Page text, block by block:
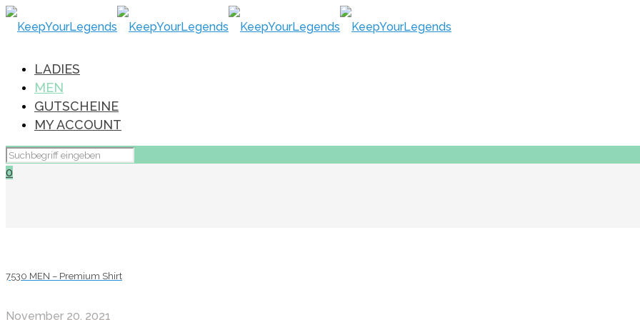
LADIES
MEN
GUTSCHEINE
MY ACCOUNT
0
7530 MEN – Premium Shirt
November 20, 2021